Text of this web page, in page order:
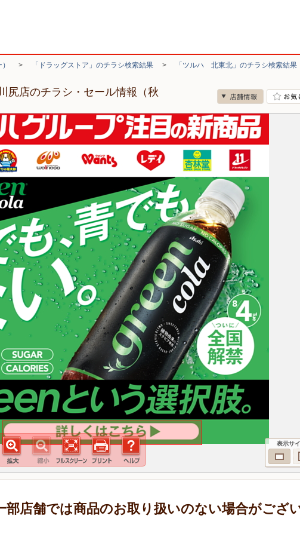
> 「ドラッグストア」のチラシ検索結果 > 「ツルハ 北東北」のチラシ検索結果
尻店のチラシ・セール情報（秋
表示サ
店舗では商品のお取り扱いのない場合がござ